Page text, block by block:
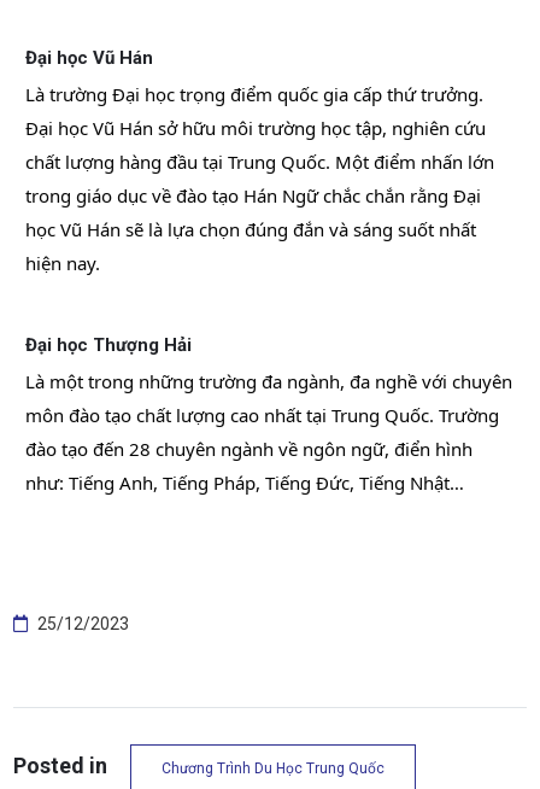
Đại học Vũ Hán
Là trường Đại học trọng điểm quốc gia cấp thứ trưởng.
Đại học Vũ Hán sở hữu môi trường học tập, nghiên cứu
chất lượng hàng đầu tại Trung Quốc. Một điểm nhấn lớn
trong giáo dục về đào tạo Hán Ngữ chắc chắn rằng Đại
học Vũ Hán sẽ là lựa chọn đúng đắn và sáng suốt nhất
hiện nay.
Đại học Thượng Hải
Là một trong những trường đa ngành, đa nghề với chuyên
môn đào tạo chất lượng cao nhất tại Trung Quốc. Trường
đào tạo đến 28 chuyên ngành về ngôn ngữ, điển hình
như: Tiếng Anh, Tiếng Pháp, Tiếng Đức, Tiếng Nhật…
25/12/2023
Posted in Chương Trình Du Học Trung Quốc